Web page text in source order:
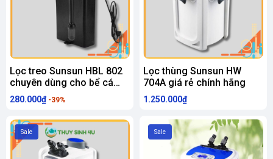
Lọc treo Sunsun HBL 802
chuyên dùng cho bể cá
cảnh thủy sinh
280.000₫ -39%
Lọc thùng Sunsun HW
704A giá rẻ chính hãng
1.250.000₫
Sale Sale